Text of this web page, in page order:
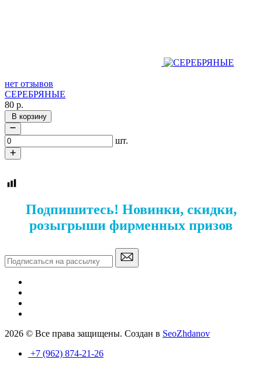
нет отзывов
СЕРЕБРЯНЫЕ
80 р.
В корзину
шт.
Подпишитесь! Новинки, скидки,
розыгрыши фирменных призов
2026 © Все права защищены. Создан в SeoZhdanov
+7 (962) 874-21-26